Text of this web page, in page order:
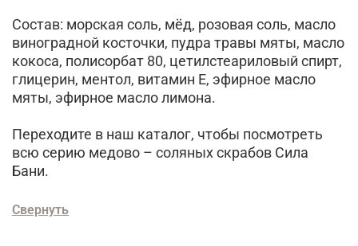
Состав: морская соль, мёд, розовая соль, масло
виноградной косточки, пудра травы мяты, масло
кокоса, полисорбат 80, цетилстеариловый спирт,
глицерин, ментол, витамин Е, эфирное масло
мяты, эфирное масло лимона.
Переходите в наш каталог, чтобы посмотреть
всю серию медово – соляных скрабов Сила
Бани.
Свернуть